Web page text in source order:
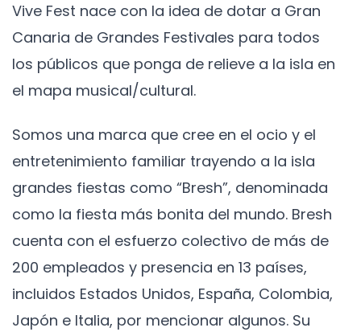
Vive Fest nace con la idea de dotar a Gran
Canaria de Grandes Festivales para todos
los públicos que ponga de relieve a la isla en
el mapa musical/cultural.
Somos una marca que cree en el ocio y el
entretenimiento familiar trayendo a la isla
grandes fiestas como “Bresh”, denominada
como la fiesta más bonita del mundo. Bresh
cuenta con el esfuerzo colectivo de más de
200 empleados y presencia en 13 países,
incluidos Estados Unidos, España, Colombia,
Japón e Italia, por mencionar algunos. Su